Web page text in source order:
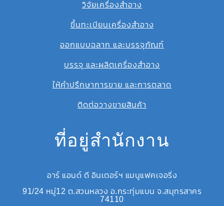
วิจัยเครื่องสำอาง
ขึ้นทะเบียนเครื่องสำอาง
ออกแบบฉลาก และบรรจุภัณฑ์
บรรจุ และผลิตเครื่องสำอาง
ให้คำปรึกษาการขาย และการตลาด
ติดต่อวางขายสินค้า
ที่อยู่สำนักงาน
อาร์ แอนด์ ดี อินเตอร์ฯ แมนูแฟคเจอริ่ง
91/24 หมู่12 ต.สวนหลวง อ.กระทุ่มแบน จ.สมุทรสาคร
74110